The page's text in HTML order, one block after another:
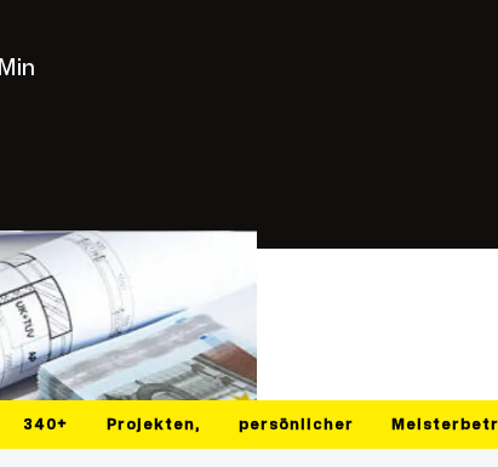
Min
340+ Projekten, persönlicher